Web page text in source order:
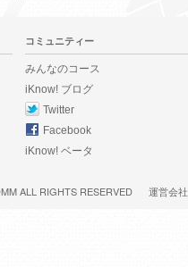
コミュニティー
みんなのコース
iKnow! ブログ
Twitter
Facebook
iKnow! ベータ
ALL RIGHTS RESERVED 運営会社